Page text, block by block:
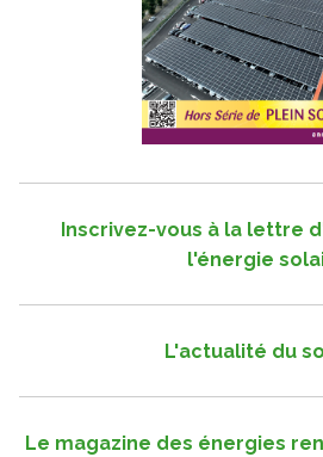
Inscrivez-vous à la lettre
l'énergie
L'actualité du
Le magazine des énergies